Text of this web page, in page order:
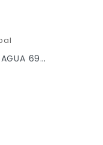
PLASTILINA BACO BARRA AGUA 69 X/100